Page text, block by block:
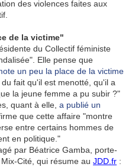
des violences faites aux
de la victime"
du Collectif féministe
Elle pense que
un peu la place de la victime
fait qu'il est menotté, qu'il a
la jeune femme a pu subir ?"
quant à elle, a publié un
que cette affaire "montre
entre certains hommes de
en politique."
par Béatrice Gamba, porte-
Cité, qui résume au JDD.fr :